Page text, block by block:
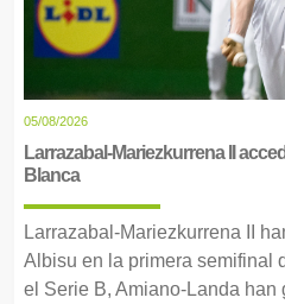
05/08/2026
Larrazabal-Mariezkurrena II
Blanca
Larrazabal-Mariezkurrena II
Albisu en la primera semifinal
el Serie B, Amiano-Landa han